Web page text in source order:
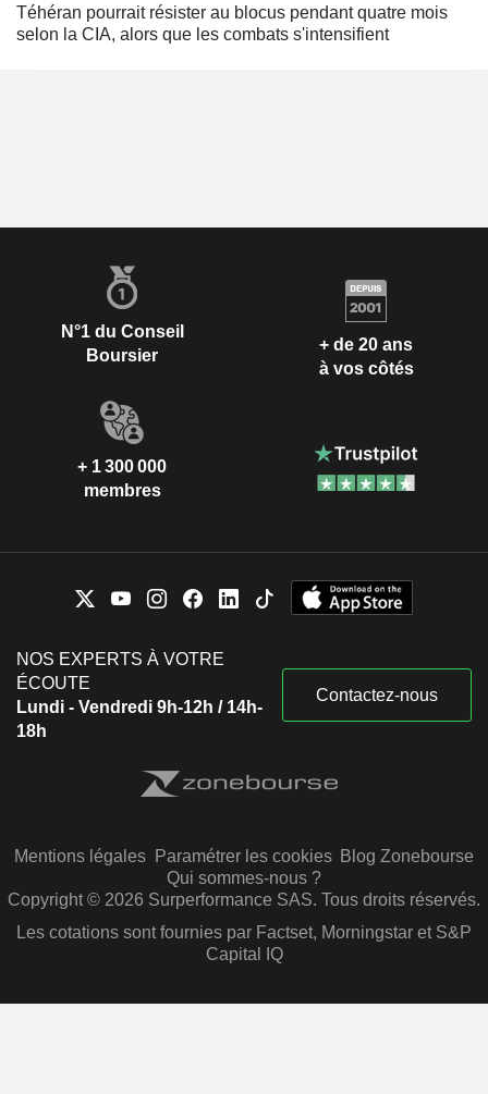
Téhéran pourrait résister au blocus pendant quatre mois
selon la CIA, alors que les combats s'intensifient
N°1 du Conseil
Boursier
+ de 20 ans
à vos côtés
+ 1 300 000
membres
NOS EXPERTS À VOTRE
ÉCOUTE
Lundi - Vendredi 9h-12h / 14h-
18h
Contactez-nous
Mentions légales Paramétrer les cookies Blog Zonebourse
Qui sommes-nous ?
Copyright © 2026 Surperformance SAS. Tous droits réservés.
Les cotations sont fournies par Factset, Morningstar et S&P
Capital IQ